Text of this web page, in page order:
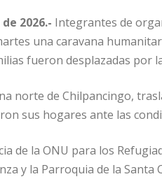
2026.- Integrantes de
una caravana
fueron desplazadas
norte de Chilpancingo,
sus hogares ante las
de la ONU para los
y la Parroquia de la